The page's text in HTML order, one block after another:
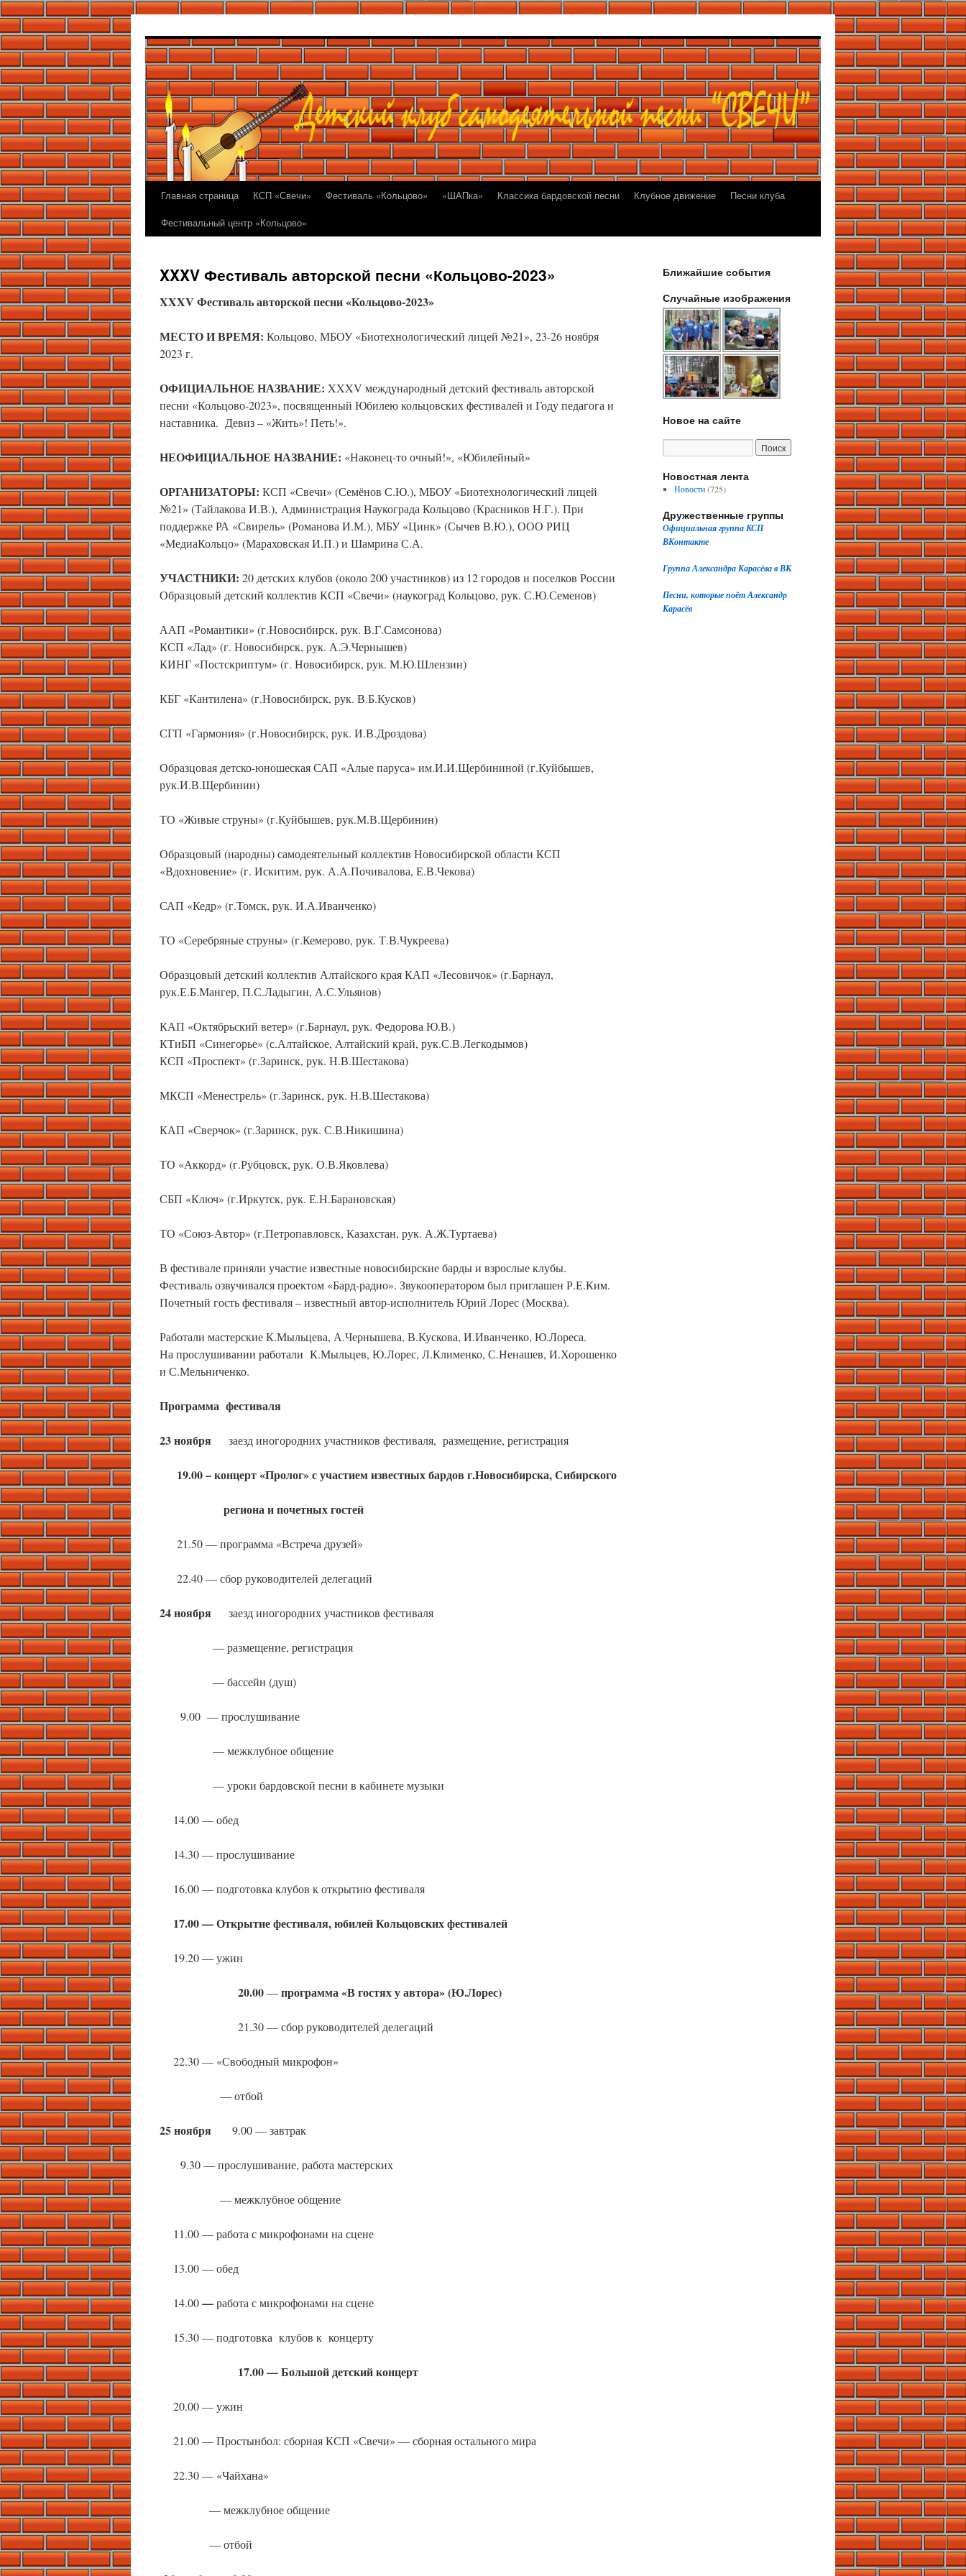
содержимому
Главная страница КСП «Свечи» Фестиваль «Кольцово» «ШАПка» Классика бардовской песни Клубное движение
Песни клуба
Фестивальный центр «Кольцово»
XXXV Фестиваль авторской песни «Кольцово-2023»
XXXV Фестиваль авторской песни «Кольцово-2023»
МЕСТО И ВРЕМЯ: Кольцово, МБОУ «Биотехнологический лицей №21», 23-26 ноября
2023 г.
ОФИЦИАЛЬНОЕ НАЗВАНИЕ: XXXV международный детский фестиваль авторской
песни «Кольцово-2023», посвященный Юбилею кольцовских фестивалей и Году педагога и
наставника. Девиз – «Жить»! Петь!».
НЕОФИЦИАЛЬНОЕ НАЗВАНИЕ: «Наконец-то очный!», «Юбилейный»
ОРГАНИЗАТОРЫ: КСП «Свечи» (Семёнов С.Ю.), МБОУ «Биотехнологический лицей
№21» (Тайлакова И.В.), Администрация Наукограда Кольцово (Красников Н.Г.). При
поддержке РА «Свирель» (Романова И.М.), МБУ «Цинк» (Сычев В.Ю.), ООО РИЦ
«МедиаКольцо» (Мараховская И.П.) и Шамрина С.А.
УЧАСТНИКИ: 20 детских клубов (около 200 участников) из 12 городов и поселков России
Образцовый детский коллектив КСП «Свечи» (наукоград Кольцово, рук. С.Ю.Семенов)
ААП «Романтики» (г.Новосибирск, рук. В.Г.Самсонова)
КСП «Лад» (г. Новосибирск, рук. А.Э.Чернышев)
КИНГ «Постскриптум» (г. Новосибирск, рук. М.Ю.Шлензин)
КБГ «Кантилена» (г.Новосибирск, рук. В.Б.Кусков)
СГП «Гармония» (г.Новосибирск, рук. И.В.Дроздова)
Образцовая детско-юношеская САП «Алые паруса» им.И.И.Щербининой (г.Куйбышев,
рук.И.В.Щербинин)
ТО «Живые струны» (г.Куйбышев, рук.М.В.Щербинин)
Образцовый (народны) самодеятельный коллектив Новосибирской области КСП
«Вдохновение» (г. Искитим, рук. А.А.Почивалова, Е.В.Чекова)
САП «Кедр» (г.Томск, рук. И.А.Иванченко)
ТО «Серебряные струны» (г.Кемерово, рук. Т.В.Чукреева)
Образцовый детский коллектив Алтайского края КАП «Лесовичок» (г.Барнаул,
рук.Е.Б.Мангер, П.С.Ладыгин, А.С.Ульянов)
КАП «Октябрьский ветер» (г.Барнаул, рук. Федорова Ю.В.)
КТиБП «Синегорье» (с.Алтайское, Алтайский край, рук.С.В.Легкодымов)
КСП «Проспект» (г.Заринск, рук. Н.В.Шестакова)
МКСП «Менестрель» (г.Заринск, рук. Н.В.Шестакова)
КАП «Сверчок» (г.Заринск, рук. С.В.Никишина)
ТО «Аккорд» (г.Рубцовск, рук. О.В.Яковлева)
СБП «Ключ» (г.Иркутск, рук. Е.Н.Барановская)
ТО «Союз-Автор» (г.Петропавловск, Казахстан, рук. А.Ж.Туртаева)
В фестивале приняли участие известные новосибирские барды и взрослые клубы.
Фестиваль озвучивался проектом «Бард-радио». Звукооператором был приглашен Р.Е.Ким.
Почетный гость фестиваля – известный автор-исполнитель Юрий Лорес (Москва).
Работали мастерские К.Мыльцева, А.Чернышева, В.Кускова, И.Иванченко, Ю.Лореса.
На прослушивании работали К.Мыльцев, Ю.Лорес, Л.Клименко, С.Ненашев, И.Хорошенко
и С.Мельниченко.
Программа фестиваля
23 ноября заезд иногородних участников фестиваля, размещение, регистрация
19.00 – концерт «Пролог» с участием известных бардов г.Новосибирска, Сибирского
региона и почетных гостей
21.50 — программа «Встреча друзей»
22.40 — сбор руководителей делегаций
24 ноября заезд иногородних участников фестиваля
— размещение, регистрация
— бассейн (душ)
9.00 — прослушивание
— межклубное общение
— уроки бардовской песни в кабинете музыки
14.00 — обед
14.30 — прослушивание
16.00 — подготовка клубов к открытию фестиваля
17.00 — Открытие фестиваля, юбилей Кольцовских фестивалей
19.20 — ужин
20.00—программа «В гостях у автора» (Ю.Лорес)
21.30 — сбор руководителей делегаций
22.30 — «Свободный микрофон»
— отбой
25 ноября 9.00 — завтрак
9.30 — прослушивание, работа мастерских
— межклубное общение
11.00 — работа с микрофонами на сцене
13.00 — обед
14.00—работа с микрофонами на сцене
15.30 — подготовка клубов к концерту
17.00 — Большой детский концерт
20.00 — ужин
21.00 — Простынбол: сборная КСП «Свечи» — сборная остального мира
22.30 — «Чайхана»
— межклубное общение
— отбой
Ближайшие события
Случайные изображения
Новое на сайте
Новостная лента
Новости(725)
Дружественные группы
Официальная группа КСП
ВКонтакте
Группа Александра Карасёва в ВК
Песни, которые поёт Александр
Карасёв